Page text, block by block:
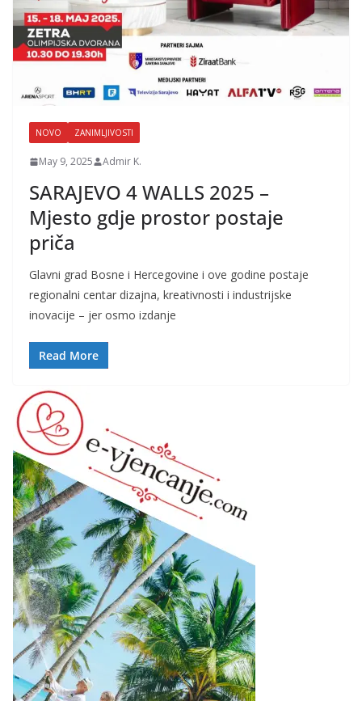
NOVO ZANIMLJIVOSTI
May 9, 2025 Admir K.
SARAJEVO 4 WALLS 2025 –
Mjesto gdje prostor postaje
priča
Glavni grad Bosne i Hercegovine i ove godine postaje
regionalni centar dizajna, kreativnosti i industrijske
inovacije – jer osmo izdanje
Read More